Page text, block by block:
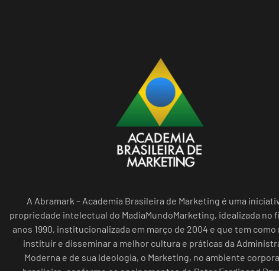
A Abramark – Academia Brasileira de Marketing é uma
propriedade intelectual do MadiaMundoMarketing, idealizada no
anos 1990, institucionalizada em março de 2004 e que tem como
instituir e disseminar a melhor cultura e práticas da
Moderna e de sua ideologia, o Marketing, no ambiente